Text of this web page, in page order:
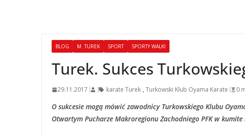
BLOG M. TUREK SPORT SPORTY WALKI
Turek. Sukces
29.11.2017 karate Turek , Turkowski Klub Oyama Karate 0
O sukcesie mogą mówić zawodnicy Turkowskiego Klubu
Otwartym Pucharze Makroregionu Zachodniego PFK w